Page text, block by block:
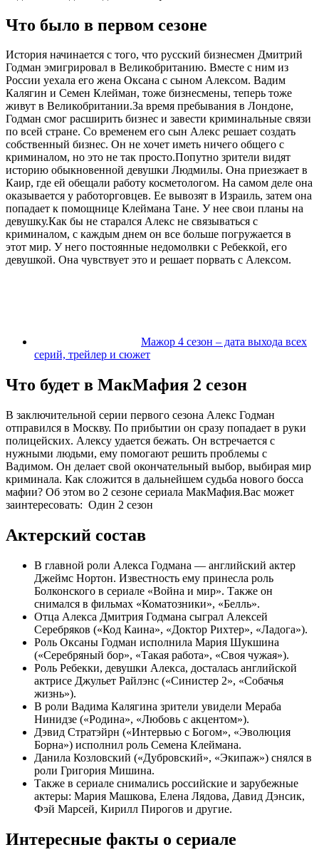
Что было в первом сезоне
История начинается с того, что русский бизнесмен Дмитрий
Годман эмигрировал в Великобританию. Вместе с ним из
России уехала его жена Оксана с сыном Алексом. Вадим
Калягин и Семен Клейман, тоже бизнесмены, теперь тоже
живут в Великобритании.За время пребывания в Лондоне,
Годман смог расширить бизнес и завести криминальные связи
по всей стране. Со временем его сын Алекс решает создать
собственный бизнес. Он не хочет иметь ничего общего с
криминалом, но это не так просто.Попутно зрители видят
историю обыкновенной девушки Людмилы. Она приезжает в
Каир, где ей обещали работу косметологом. На самом деле она
оказывается у работорговцев. Ее вывозят в Израиль, затем она
попадает к помощнице Клеймана Тане. У нее свои планы на
девушку.Как бы не старался Алекс не связываться с
криминалом, с каждым днем он все больше погружается в
этот мир. У него постоянные недомолвки с Ребеккой, его
девушкой. Она чувствует это и решает порвать с Алексом.
Мажор 4 сезон – дата выхода всех
серий, трейлер и сюжет
Что будет в МакМафия 2 сезон
В заключительной серии первого сезона Алекс Годман
отправился в Москву. По прибытии он сразу попадает в руки
полицейских. Алексу удается бежать. Он встречается с
нужными людьми, ему помогают решить проблемы с
Вадимом. Он делает свой окончательный выбор, выбирая мир
криминала. Как сложится в дальнейшем судьба нового босса
мафии? Об этом во 2 сезоне сериала МакМафия.Вас может
заинтересовать: Один 2 сезон
Актерский состав
В главной роли Алекса Годмана — английский актер
Джеймс Нортон. Известность ему принесла роль
Болконского в сериале «Война и мир». Также он
снимался в фильмах «Коматозники», «Белль».
Отца Алекса Дмитрия Годмана сыграл Алексей
Серебряков («Код Каина», «Доктор Рихтер», «Ладога»).
Роль Оксаны Годман исполнила Мария Шукшина
(«Серебряный бор», «Такая работа», «Своя чужая»).
Роль Ребекки, девушки Алекса, досталась английской
актрисе Джульет Райлэнс («Синистер 2», «Собачья
жизнь»).
В роли Вадима Калягина зрители увидели Мераба
Нинидзе («Родина», «Любовь с акцентом»).
Дэвид Стратэйрн («Интервью с Богом», «Эволюция
Борна») исполнил роль Семена Клеймана.
Данила Козловский («Дубровский», «Экипаж») снялся в
роли Григория Мишина.
Также в сериале снимались российские и зарубежные
актеры: Мария Машкова, Елена Лядова, Давид Дэнсик,
Фэй Марсей, Кирилл Пирогов и другие.
Интересные факты о сериале